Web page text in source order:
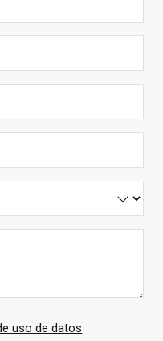
uso de datos